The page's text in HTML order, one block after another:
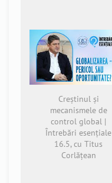
Creștinul și
mecanismele de
control global |
Întrebări esențiale
16.5, cu Titus
Corlățean